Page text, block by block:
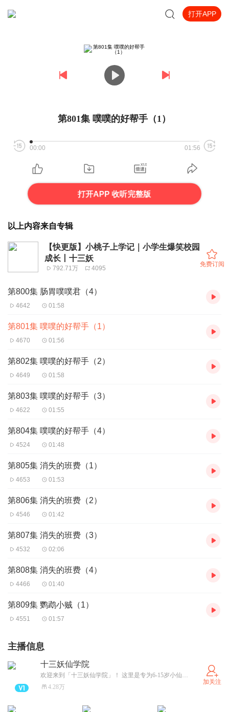
打开APP
第801集 噗噗的好帮手（1）
00:00 01:56
打开APP 收听完整版
以上内容来自专辑
【快更版】小桃子上学记｜小学生爆笑校园
成长丨十三妖
792.71万 4095
免费订阅
第800集 肠胃噗噗君（4）
4642 01:58
第801集 噗噗的好帮手（1）
4670 01:56
第802集 噗噗的好帮手（2）
4649 01:58
第803集 噗噗的好帮手（3）
4622 01:55
第804集 噗噗的好帮手（4）
4524 01:48
第805集 消失的班费（1）
4653 01:53
第806集 消失的班费（2）
4546 01:42
第807集 消失的班费（3）
4532 02:06
第808集 消失的班费（4）
4466 01:40
第809集 鹦鹉小贼（1）
4551 01:57
主播信息
十三妖仙学院
欢迎来到「十三妖仙学院」！ 这里是专为6-15岁小仙君打造的奇幻故事世界！ 在这里，你可以： 畅听少年武侠、神话故事、爆笑日常、奇幻冒险故事…… 关注主播，马上订阅，解锁专属仙力，结交同道仙友，开启属于你的传奇篇章！ QQ仙友群已开放，快搜索【十三妖仙学院】，加入我们一起修炼吧！
4.28万
加关注